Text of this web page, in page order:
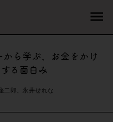
ら学ぶ、お金をかけ
る面白み
二郎、永井せれな